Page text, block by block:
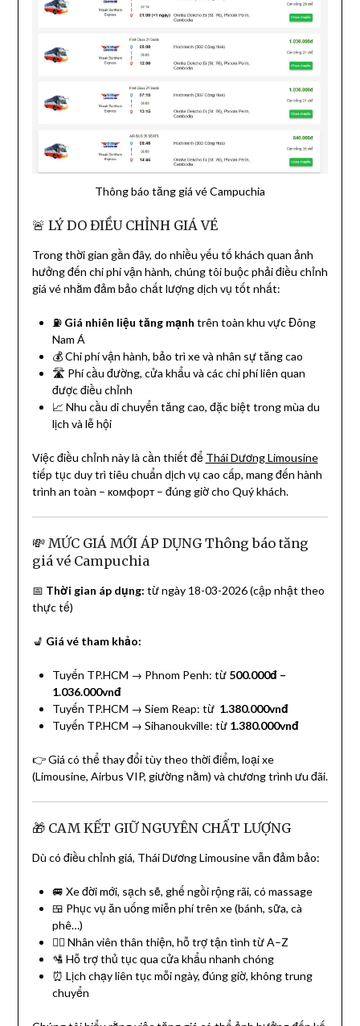
Thông báo tăng giá vé Campuchia
🚨 LÝ DO ĐIỀU CHỈNH GIÁ VÉ
Trong thời gian gần đây, do nhiều yếu tố khách quan ảnh
hưởng đến chi phí vận hành, chúng tôi buộc phải điều chỉnh
giá vé nhằm đảm bảo chất lượng dịch vụ tốt nhất:
⛽ Giá nhiên liệu tăng mạnh trên toàn khu vực Đông
Nam Á
💰 Chi phí vận hành, bảo trì xe và nhân sự tăng cao
🛣️ Phí cầu đường, cửa khẩu và các chi phí liên quan
được điều chỉnh
📈 Nhu cầu di chuyển tăng cao, đặc biệt trong mùa du
lịch và lễ hội
Việc điều chỉnh này là cần thiết để Thái Dương Limousine
tiếp tục duy trì tiêu chuẩn dịch vụ cao cấp, mang đến hành
trình an toàn – комфорт – đúng giờ cho Quý khách.
💸 MỨC GIÁ MỚI ÁP DỤNG Thông báo tăng
giá vé Campuchia
📅 Thời gian áp dụng: từ ngày 18-03-2026 (cập nhật theo
thực tế)
💺 Giá vé tham khảo:
Tuyến TP.HCM → Phnom Penh: từ 500.000đ –
1.036.000vnđ
Tuyến TP.HCM → Siem Reap: từ 1.380.000vnđ
Tuyến TP.HCM → Sihanoukville: từ 1.380.000vnđ
👉 Giá có thể thay đổi tùy theo thời điểm, loại xe
(Limousine, Airbus VIP, giường nằm) và chương trình ưu đãi.
🎁 CAM KẾT GIỮ NGUYÊN CHẤT LƯỢNG
Dù có điều chỉnh giá, Thái Dương Limousine vẫn đảm bảo:
🚐 Xe đời mới, sạch sẽ, ghế ngồi rộng rãi, có massage
🍱 Phục vụ ăn uống miễn phí trên xe (bánh, sữa, cà
phê…)
👩‍✈️ Nhân viên thân thiện, hỗ trợ tận tình từ A–Z
🛂 Hỗ trợ thủ tục qua cửa khẩu nhanh chóng
⏰ Lịch chạy liên tục mỗi ngày, đúng giờ, không trung
chuyển